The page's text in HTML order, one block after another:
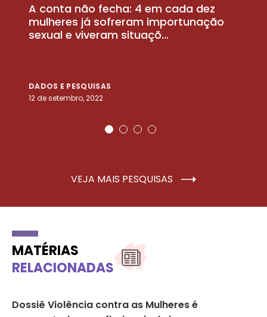
A conta não fecha: 4 em cada dez
mulheres já sofreram importunação
sexual e viveram situaçõ...
DADOS E PESQUISAS
12 de setembro, 2022
VEJA MAIS PESQUISAS
MATÉRIAS
RELACIONADAS
Dossiê Violência contra as Mulheres é